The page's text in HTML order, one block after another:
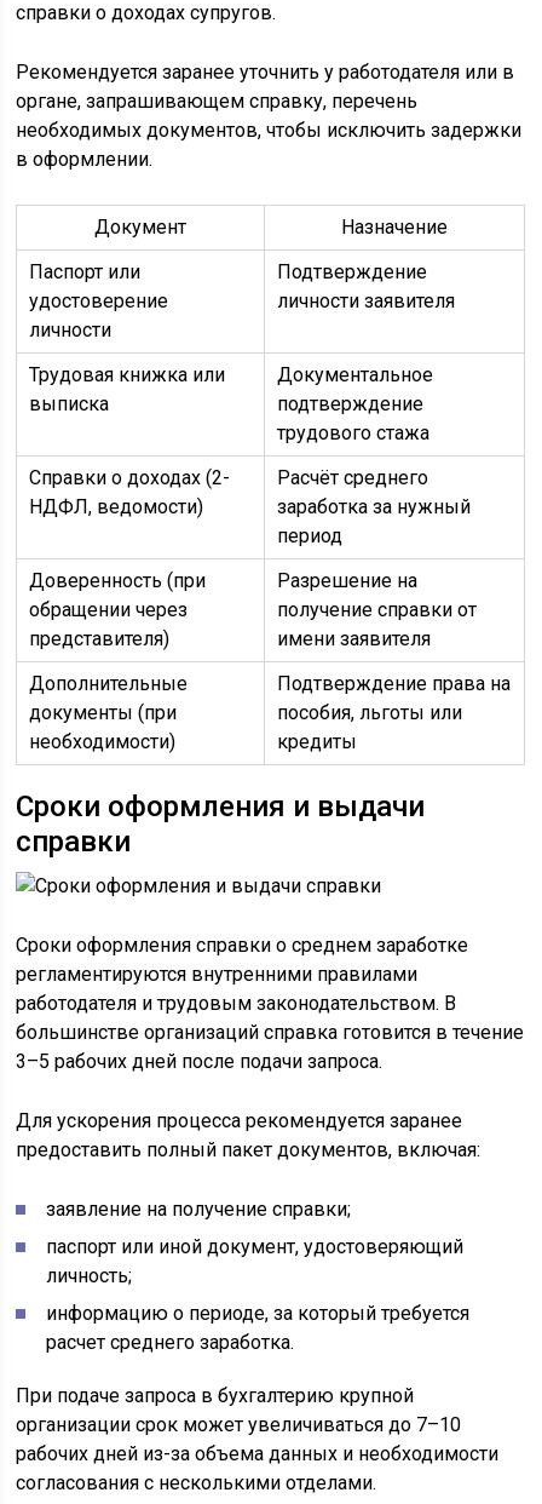
справки о доходах супругов.
Рекомендуется заранее уточнить у работодателя или в
органе, запрашивающем справку, перечень
необходимых документов, чтобы исключить задержки
в оформлении.
Документ
Назначение
Паспорт или
удостоверение
личности
Подтверждение
личности заявителя
Трудовая книжка или
выписка
Документальное
подтверждение
трудового стажа
Справки о доходах (2-
НДФЛ, ведомости)
Расчёт среднего
заработка за нужный
период
Доверенность (при
обращении через
представителя)
Разрешение на
получение справки от
имени заявителя
Дополнительные
документы (при
необходимости)
Подтверждение права на
пособия, льготы или
кредиты
Сроки оформления и выдачи
справки
Сроки оформления справки о среднем заработке
регламентируются внутренними правилами
работодателя и трудовым законодательством. В
большинстве организаций справка готовится в течение
3–5 рабочих дней после подачи запроса.
Для ускорения процесса рекомендуется заранее
предоставить полный пакет документов, включая:
заявление на получение справки;
паспорт или иной документ, удостоверяющий
личность;
информацию о периоде, за который требуется
расчет среднего заработка.
При подаче запроса в бухгалтерию крупной
организации срок может увеличиваться до 7–10
рабочих дней из-за объема данных и необходимости
согласования с несколькими отделами.